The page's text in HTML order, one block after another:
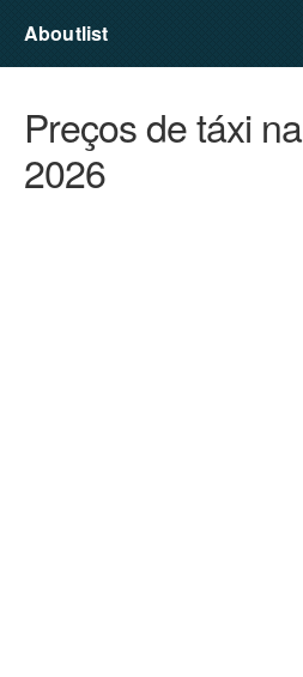
Aboutlist
Preços de táxi na
2026